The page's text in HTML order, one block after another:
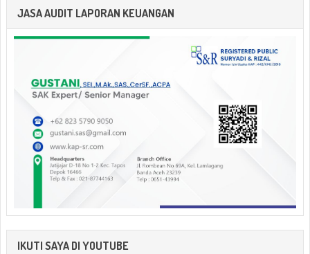
JASA AUDIT LAPORAN KEUANGAN
IKUTI SAYA DI YOUTUBE